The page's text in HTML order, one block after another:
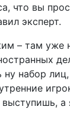
что вы
эксперт.
– там
набор